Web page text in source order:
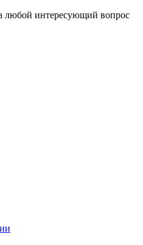
любой интересующий вопрос